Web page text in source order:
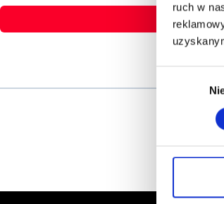
ruch w
zgody